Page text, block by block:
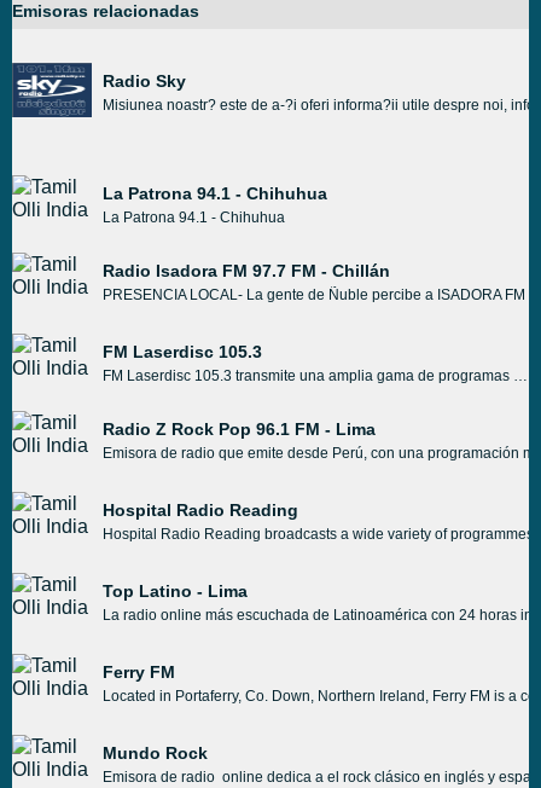
Emisoras relacionadas
Radio Sky
Misiunea noastr? este de a-?i oferi informa?ii utile despre noi,
La Patrona 94.1 - Chihuhua
La Patrona 94.1 - Chihuhua
Radio Isadora FM 97.7 FM - Chillán
PRESENCIA LOCAL- La gente de Ñuble percibe a ISADORA
FM Laserdisc 105.3
FM Laserdisc 105.3 transmite una amplia gama de programas producidos a nivel local y nacional, tanto de música como de palabra hablada. Las emisoras de FM Laserdisc 105.3 creen en proporcionar una variedad de música real, para que los oyentes puedan disfrutar de un amplio catálogo de pistas conocidas y desconocidas.
Radio Z Rock Pop 96.1 FM - Lima
Emisora de radio que emite desde Perú, con una programación
Hospital Radio Reading
Hospital Radio Reading broadcasts a wide variety of
Top Latino - Lima
La radio online más escuchada de Latinoamérica con 24 horas
Ferry FM
Located in Portaferry, Co. Down, Northern Ireland, Ferry FM is a
Mundo Rock
Emisora de radio online dedica a el rock clásico en inglés y